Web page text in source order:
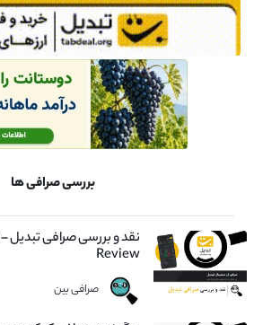
بررسی صرافی ها
Review
صرافی بین